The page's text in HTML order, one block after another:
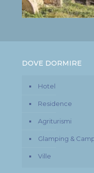
DOVE DORMIRE
Hotel
Residence
Agriturismi
Glamping &
Ville